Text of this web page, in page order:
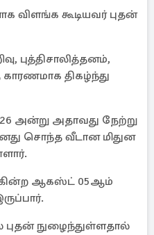
விளங்க கூடியவர் புதன்
புத்திசாலித்தனம்,
திகழ்ந்து
அன்று அதாவது நேற்று
தனது சொந்த வீடான மிதுன
ஆகஸ்ட் 05ஆம்
நுழைந்துள்ளதால்